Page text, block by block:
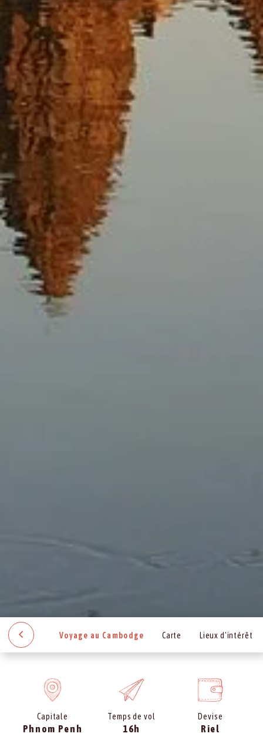
Voyage au Cambodge Carte Lieux d’intérêt
Capitale
Phnom Penh
Temps de vol
16h
Devise
Riel